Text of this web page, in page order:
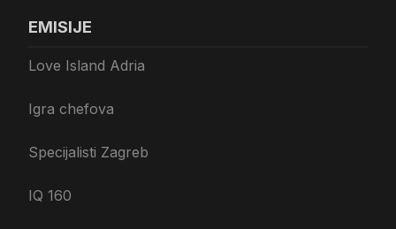
EMISIJE
Love Island Adria
Igra chefova
Specijalisti Zagreb
IQ 160